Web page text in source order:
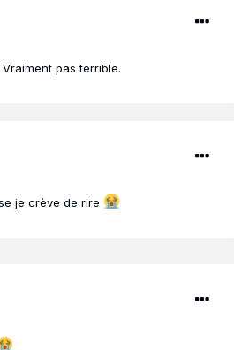
pas terrible.
je crève de rire